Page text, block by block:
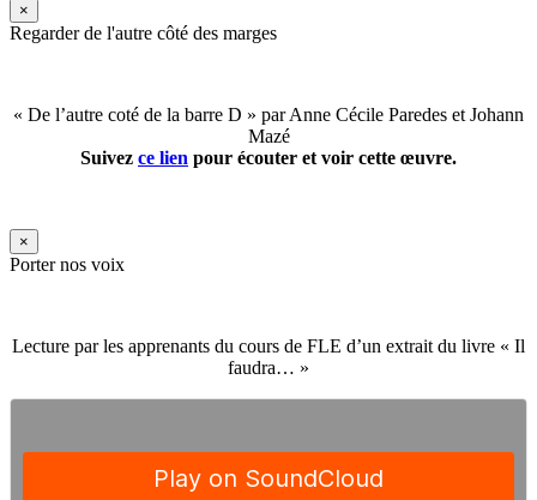
×
Regarder de l'autre côté des marges
« De l’autre coté de la barre D » par Anne Cécile Paredes et Johann
Mazé
Suivez ce lien pour écouter et voir cette œuvre.
×
Porter nos voix
Lecture par les apprenants du cours de FLE d’un extrait du livre « Il
faudra… »